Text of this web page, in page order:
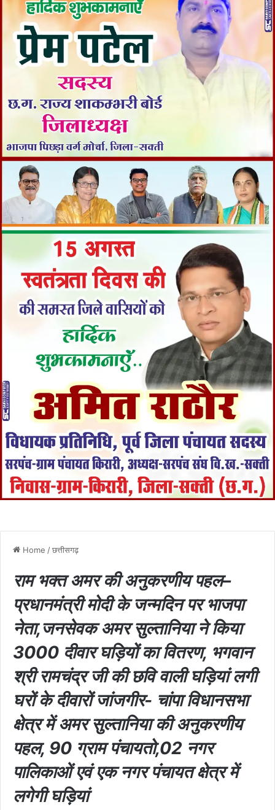
Home /छत्तीसगढ़
राम भक्त अमर की अनुकरणीय पहल–
प्रधानमंत्री मोदी के जन्मदिन पर भाजपा
नेता,जनसेवक अमर सुल्तानिया ने किया
3000 दीवार घड़ियों का वितरण, भगवान
श्री रामचंद्र जी की छवि वाली घड़ियां लगी
घरों के दीवारों जांजगीर- चांपा विधानसभा
क्षेत्र में अमर सुल्तानिया की अनुकरणीय
पहल, 90 ग्राम पंचायतो,02 नगर
पालिकाओं एवं एक नगर पंचायत क्षेत्र में
लगेगी घड़ियां